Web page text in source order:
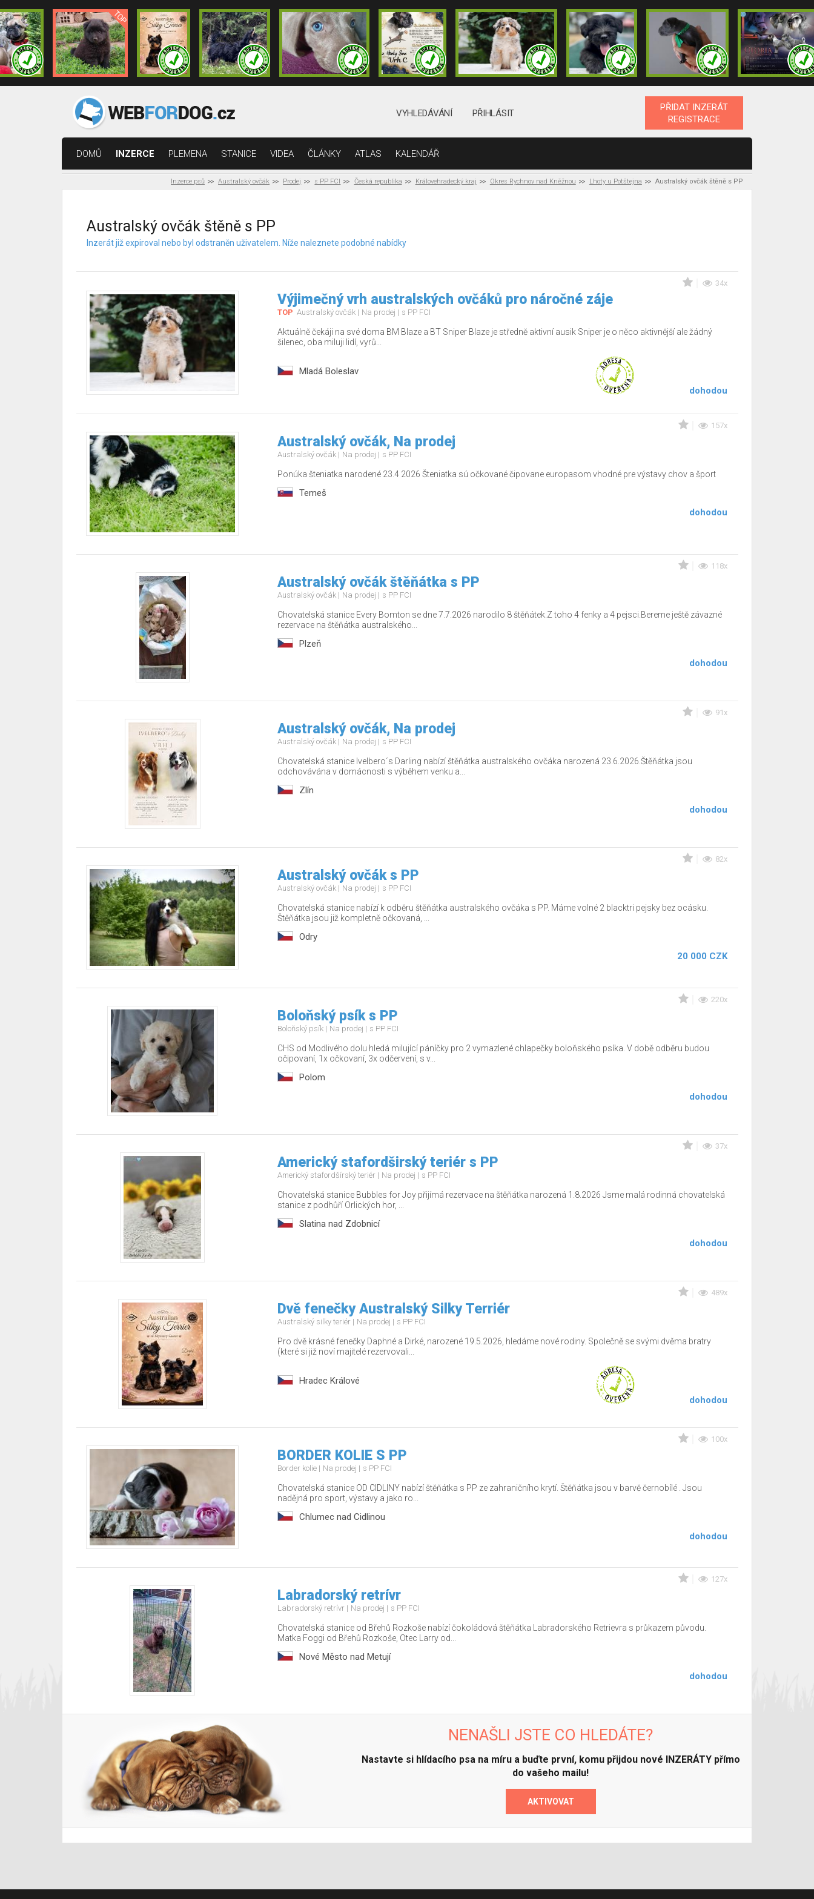
VYHLEDÁVÁNÍ PŘIHLÁSIT
PŘIDAT INZERÁT
REGISTRACE
DOMŮ INZERCE PLEMENA STANICE VIDEA ČLÁNKY ATLAS KALENDÁŘ
Inzerce psů Australský ovčák Prodej s PP FCI Česká republika Královehradecký kraj Okres Rychnov nad Kněžnou Lhoty u Potštejna Australský ovčák štěně s PP
Australský ovčák štěně s PP
Inzerát již expiroval nebo byl odstraněn uživatelem. Níže naleznete podobné nabídky
34x
Výjimečný vrh australských ovčáků pro náročné záje
TOP Australský ovčák Na prodej s PP FCI
Aktuálně čekáji na své doma BM Blaze a BT Sniper Blaze je středně aktivní ausik Sniper je o něco aktivnější ale žádný
šilenec, oba miluji lidí, vyrů...
Mladá Boleslav
dohodou
157x
Australský ovčák, Na prodej
Australský ovčák Na prodej s PP FCI
Ponúka šteniatka narodené 23.4 2026 Šteniatka sú očkované čipovane europasom vhodné pre výstavy chov a šport
Temeš
dohodou
118x
Australský ovčák štěňátka s PP
Australský ovčák Na prodej s PP FCI
Chovatelská stanice Every Bomton se dne 7.7.2026 narodilo 8 štěňátek.Z toho 4 fenky a 4 pejsci.Bereme ještě závazné
rezervace na štěňátka australského...
Plzeň
dohodou
91x
Australský ovčák, Na prodej
Australský ovčák Na prodej s PP FCI
Chovatelská stanice Ivelbero´s Darling nabízí štěňátka australského ovčáka narozená 23.6.2026.Štěňátka jsou
odchovávána v domácnosti s výběhem venku a...
Zlín
dohodou
82x
Australský ovčák s PP
Australský ovčák Na prodej s PP FCI
Chovatelská stanice nabízí k odběru štěňátka australského ovčáka s PP. Máme volné 2 blacktri pejsky bez ocásku.
Štěňátka jsou již kompletně očkovaná, ...
Odry
20 000 CZK
220x
Boloňský psík s PP
Boloňský psík Na prodej s PP FCI
CHS od Modlivého dolu hledá milující páníčky pro 2 vymazlené chlapečky boloňského psíka. V době odběru budou
očipovaní, 1x očkovaní, 3x odčervení, s v...
Polom
dohodou
37x
Americký stafordširský teriér s PP
Americký stafordšírský teriér Na prodej s PP FCI
Chovatelská stanice Bubbles for Joy přijímá rezervace na štěňátka narozená 1.8.2026 Jsme malá rodinná chovatelská
stanice z podhůří Orlických hor, ...
Slatina nad Zdobnicí
dohodou
489x
Dvě fenečky Australský Silky Terriér
Australský silky teriér Na prodej s PP FCI
Pro dvě krásné fenečky Daphné a Dirké, narozené 19.5.2026, hledáme nové rodiny. Společně se svými dvěma bratry
(které si již noví majitelé rezervovali...
Hradec Králové
dohodou
100x
BORDER KOLIE S PP
Border kolie Na prodej s PP FCI
Chovatelská stanice OD CIDLINY nabízí štěňátka s PP ze zahraničního krytí. Štěňátka jsou v barvě černobílé . Jsou
nadějná pro sport, výstavy a jako ro...
Chlumec nad Cidlinou
dohodou
127x
Labradorský retrívr
Labradorský retrívr Na prodej s PP FCI
Chovatelská stanice od Břehů Rozkoše nabízí čokoládová štěňátka Labradorského Retrievra s průkazem původu.
Matka Foggi od Břehů Rozkoše, Otec Larry od...
Nové Město nad Metují
dohodou
NENAŠLI JSTE CO HLEDÁTE?
Nastavte si hlídacího psa na míru a buďte první, komu přijdou nové INZERÁTY přímo
do vašeho mailu!
AKTIVOVAT